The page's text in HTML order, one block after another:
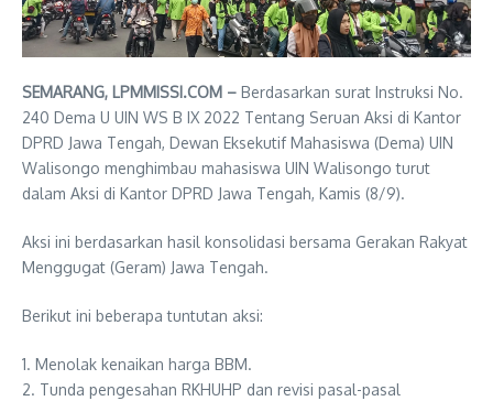
SEMARANG, LPMMISSI.COM – Berdasarkan surat Instruksi No.
240 Dema U UIN WS B IX 2022 Tentang Seruan Aksi di Kantor
DPRD Jawa Tengah, Dewan Eksekutif Mahasiswa (Dema) UIN
Walisongo menghimbau mahasiswa UIN Walisongo turut
dalam Aksi di Kantor DPRD Jawa Tengah, Kamis (8/9).
Aksi ini berdasarkan hasil konsolidasi bersama Gerakan Rakyat
Menggugat (Geram) Jawa Tengah.
Berikut ini beberapa tuntutan aksi:
1. Menolak kenaikan harga BBM.
2. Tunda pengesahan RKHUHP dan revisi pasal-pasal